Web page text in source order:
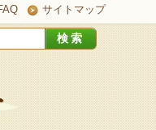
サイトマップ